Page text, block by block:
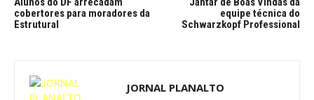
cobertores para moradores da
Estrutural
equipe técnica do
Schwarzkopf Professional
JORNAL PLANALTO